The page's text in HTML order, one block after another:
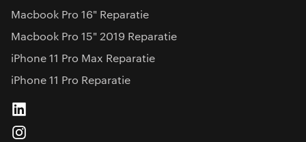
Macbook Pro 16" Reparatie
Macbook Pro 15" 2019 Reparatie
iPhone 11 Pro Max Reparatie
iPhone 11 Pro Reparatie